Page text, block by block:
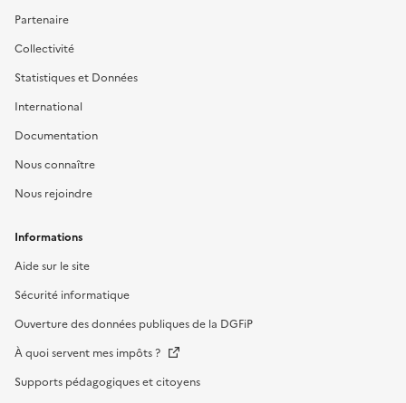
Partenaire
Collectivité
Statistiques et Données
International
Documentation
Nous connaître
Nous rejoindre
Informations
Aide sur le site
Sécurité informatique
Ouverture des données publiques de la DGFiP
À quoi servent mes impôts ?
Supports pédagogiques et citoyens